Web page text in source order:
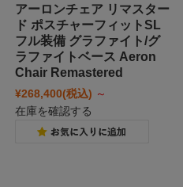
アーロンチェア リマスター
ド ポスチャーフィットSL
フル装備 グラファイト/グ
ラファイトベース Aeron
Chair Remastered
¥268,400(税込) ～
在庫を確認する